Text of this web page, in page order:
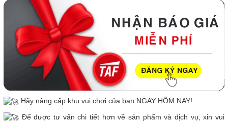
Hãy nâng cấp khu vui chơi của bạn NGAY HÔM NAY!
Để được tư vấn chi tiết hơn về sản phẩm và dịch vụ, xin vui